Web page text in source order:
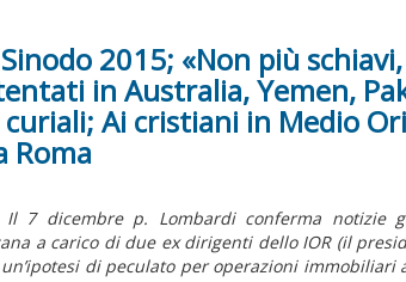
2015; «Non più
in Australia, Yemen,
Ai cristiani in Medio
Roma
Il 7 dicembre p. Lombardi conferma notizie
a carico di due ex dirigenti dello IOR (il
di peculato per operazioni immobiliari